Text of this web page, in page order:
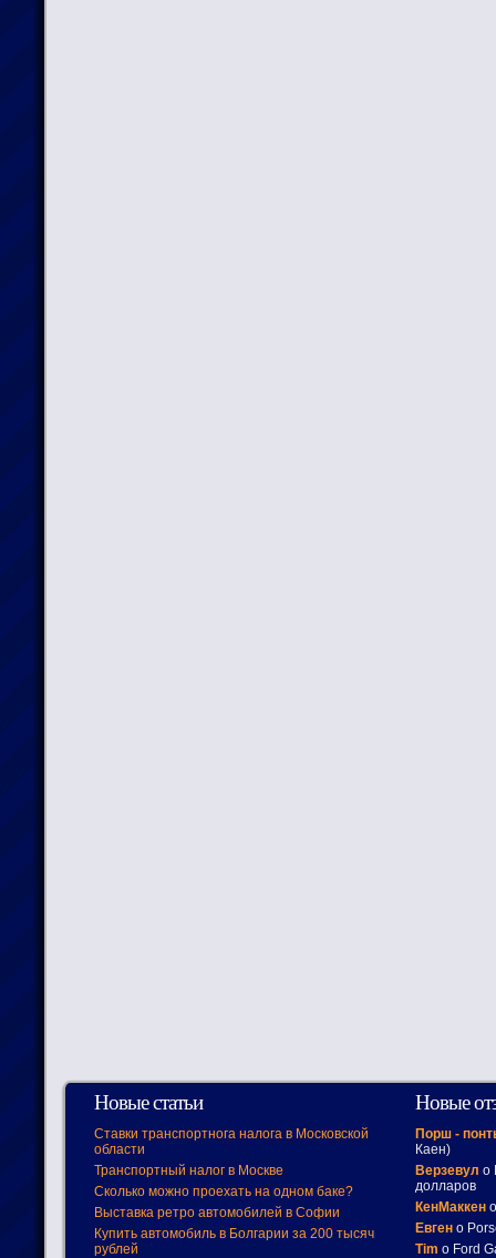
Новые статьи
Ставки транспортнога налога в Московской
области
Транспортный налог в Москве
Сколько можно проехать на одном баке?
Выставка ретро автомобилей в Софии
Купить автомобиль в Болгарии за 200 тысяч
рублей
Новые
Порш -
Каен)
Верзевул о
долларов
КенМаккен
Евген о
Tim о Ford